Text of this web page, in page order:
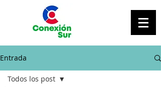
Entrada
Todos los post